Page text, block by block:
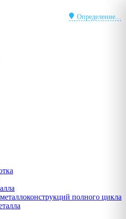
Определение...
полного цикла